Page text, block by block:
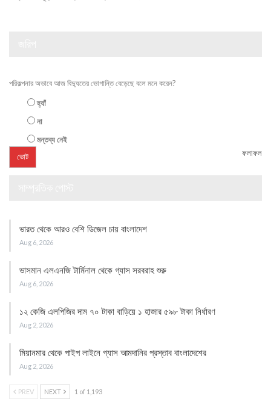
পরিকল্পনার অভাবে আজ বিদ্যুতের ভোগান্তি বেড়েছে বলে মনে করেন?
হ্যাঁ
না
মন্তব্য নেই
ফলাফল
ভারত থেকে আরও বেশি ডিজেল চায় বাংলাদেশ
Aug 6, 2026
ভাসমান এলএনজি টার্মিনাল থেকে গ্যাস সরবরাহ শুরু
Aug 6, 2026
১২ কেজি এলপিজির দাম ৭০ টাকা বাড়িয়ে ১ হাজার ৫৯৮ টাকা নির্ধারণ
Aug 2, 2026
মিয়ানমার থেকে পাইপ লাইনে গ্যাস আমদানির প্রস্তাব বাংলাদেশের
Aug 2, 2026
PREV NEXT 1 of 1,193